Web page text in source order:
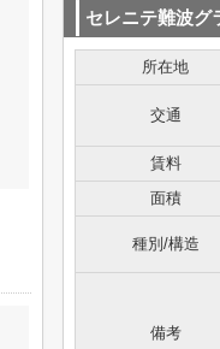
セレニテ難波グ
所在地
交通
賃料
面積
種別/構造
備考